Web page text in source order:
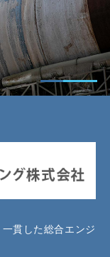
貫した総合エンジ